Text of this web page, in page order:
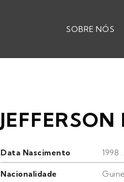
SOBRE NÓS
Data Nascimento 1998
Nacionalidade